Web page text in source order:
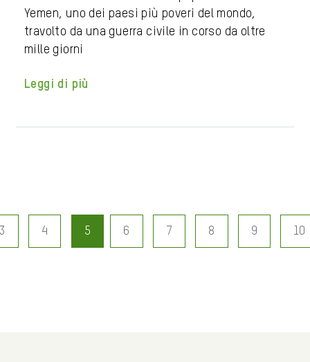
Yemen, uno dei paesi più poveri del mondo,
travolto da una guerra civile in corso da oltre
mille giorni
Leggi di più
4 5 6 7 8 9 10